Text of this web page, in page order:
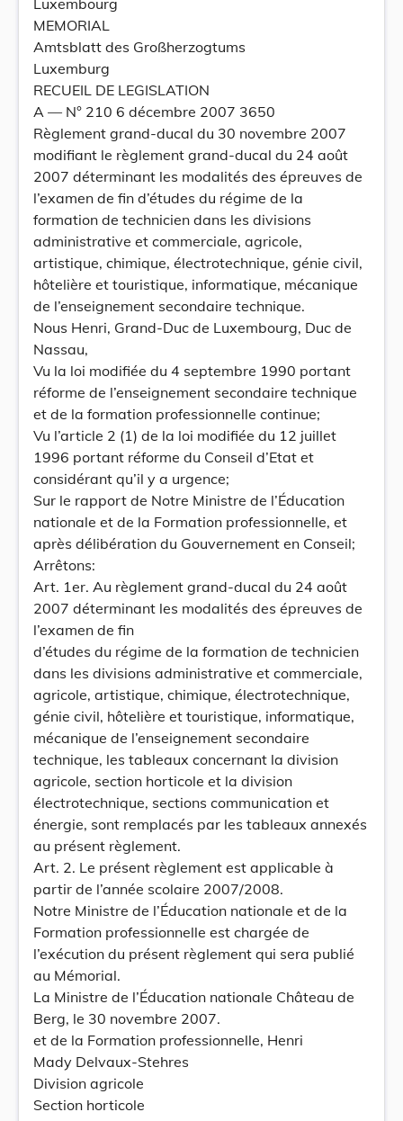
Luxembourg
MEMORIAL
Amtsblatt des Großherzogtums
Luxemburg
RECUEIL DE LEGISLATION
A –– N° 210 6 décembre 2007 3650
Règlement grand-ducal du 30 novembre 2007
modifiant le règlement grand-ducal du 24 août
2007 déterminant les modalités des épreuves de
l’examen de fin d’études du régime de la
formation de technicien dans les divisions
administrative et commerciale, agricole,
artistique, chimique, électrotechnique, génie civil,
hôtelière et touristique, informatique, mécanique
de l’enseignement secondaire technique.
Nous Henri, Grand-Duc de Luxembourg, Duc de
Nassau,
Vu la loi modifiée du 4 septembre 1990 portant
réforme de l’enseignement secondaire technique
et de la formation professionnelle continue;
Vu l’article 2 (1) de la loi modifiée du 12 juillet
1996 portant réforme du Conseil d’Etat et
considérant qu’il y a urgence;
Sur le rapport de Notre Ministre de l’Éducation
nationale et de la Formation professionnelle, et
après délibération du Gouvernement en Conseil;
Arrêtons:
Art. 1er. Au règlement grand-ducal du 24 août
2007 déterminant les modalités des épreuves de
l’examen de fin
d’études du régime de la formation de technicien
dans les divisions administrative et commerciale,
agricole, artistique, chimique, électrotechnique,
génie civil, hôtelière et touristique, informatique,
mécanique de l’enseignement secondaire
technique, les tableaux concernant la division
agricole, section horticole et la division
électrotechnique, sections communication et
énergie, sont remplacés par les tableaux annexés
au présent règlement.
Art. 2. Le présent règlement est applicable à
partir de l’année scolaire 2007/2008.
Notre Ministre de l’Éducation nationale et de la
Formation professionnelle est chargée de
l’exécution du présent règlement qui sera publié
au Mémorial.
La Ministre de l’Éducation nationale Château de
Berg, le 30 novembre 2007.
et de la Formation professionnelle, Henri
Mady Delvaux-Stehres
Division agricole
Section horticole